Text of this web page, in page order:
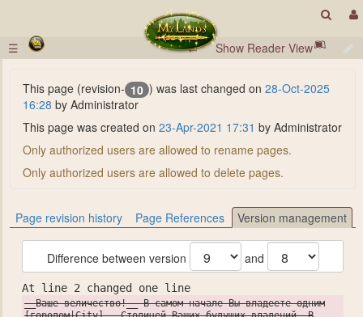
☰ Show Reader View
This page (revision- 10 ) was last changed on 28-Oct-2025
16:28 by Administrator
This page was created on 23-Apr-2021 17:31 by Administrator
Only authorized users are allowed to rename pages.
Only authorized users are allowed to delete pages.
Page revision history Page References Version management
Difference between version and
At line 2 changed one line
__Ваше величество!__ В самом начале Вы владеете одним